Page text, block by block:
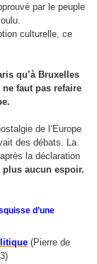
par le peuple
culturelle, ce
qu’à Bruxelles
faut pas refaire
de l’Europe
des débats. La
la déclaration
plus aucun espoir.
d’une
(Pierre de